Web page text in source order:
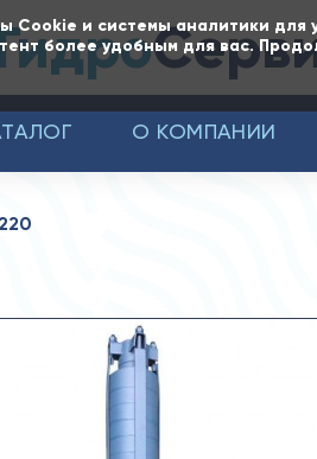
Cookie и системы аналитики для
более удобным для вас.
О КОМПАНИИ